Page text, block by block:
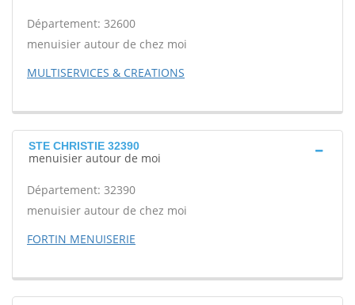
Département: 32600
menuisier autour de chez moi
MULTISERVICES & CREATIONS
STE CHRISTIE 32390
menuisier autour de moi
Département: 32390
menuisier autour de chez moi
FORTIN MENUISERIE